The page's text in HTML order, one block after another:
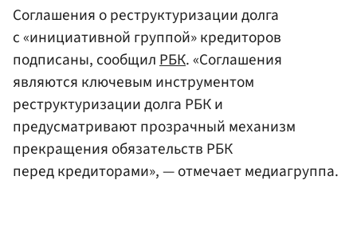
Cоглашения о реструктуризации долга
с «инициативной группой» кредиторов
подписаны, сообщил РБК. «Соглашения
являются ключевым инструментом
реструктуризации долга РБК и
предусматривают прозрачный механизм
прекращения обязательств РБК
перед кредиторами», — отмечает медиагруппа.